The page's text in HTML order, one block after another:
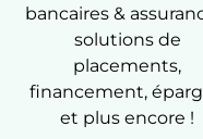
bancaires &
solutions de
placements,
financement,
et plus encore !